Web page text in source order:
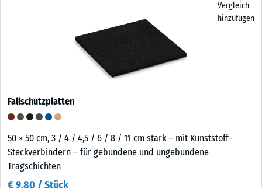
Vergleich
hinzufügen
Fallschutzplatten
50 × 50 cm, 3 / 4 / 4,5 / 6 / 8 / 11 cm stark – mit Kunststoff-
Steckverbindern – für gebundene und ungebundene
Tragschichten
€ 9,80 / Stück